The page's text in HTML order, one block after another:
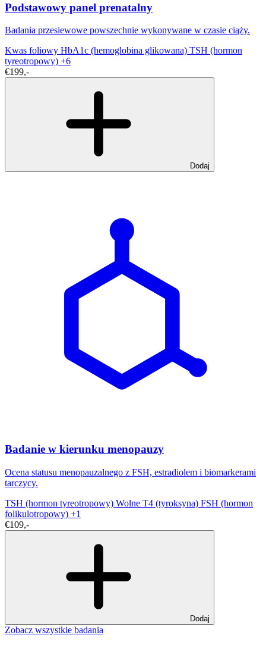
Podstawowy panel prenatalny
Badania przesiewowe powszechnie wykonywane w czasie ciąży.
Kwas foliowy HbA1c (hemoglobina glikowana) TSH (hormon
tyreotropowy) +6
€199,-
Dodaj
Badanie w kierunku menopauzy
Ocena statusu menopauzalnego z FSH, estradiolem i biomarkerami
tarczycy.
TSH (hormon tyreotropowy) Wolne T4 (tyroksyna) FSH (hormon
folikulotropowy) +1
€109,-
Dodaj
Zobacz wszystkie badania